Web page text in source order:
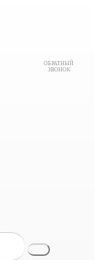
ОБРАТНЫЙ
ЗВОНОК